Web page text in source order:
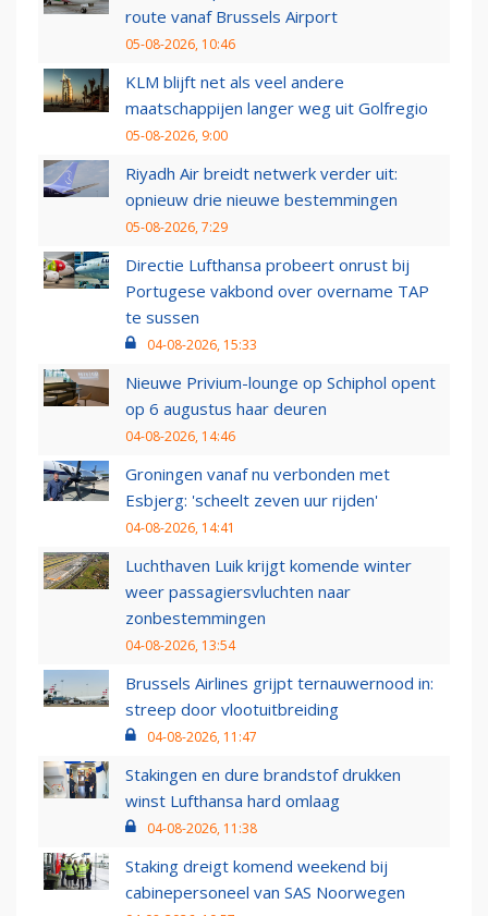
route vanaf Brussels Airport
05-08-2026, 10:46
KLM blijft net als veel andere
maatschappijen langer weg uit Golfregio
05-08-2026, 9:00
Riyadh Air breidt netwerk verder uit:
opnieuw drie nieuwe bestemmingen
05-08-2026, 7:29
Directie Lufthansa probeert onrust bij
Portugese vakbond over overname TAP
te sussen
04-08-2026, 15:33
Nieuwe Privium-lounge op Schiphol opent
op 6 augustus haar deuren
04-08-2026, 14:46
Groningen vanaf nu verbonden met
Esbjerg: 'scheelt zeven uur rijden'
04-08-2026, 14:41
Luchthaven Luik krijgt komende winter
weer passagiersvluchten naar
zonbestemmingen
04-08-2026, 13:54
Brussels Airlines grijpt ternauwernood in:
streep door vlootuitbreiding
04-08-2026, 11:47
Stakingen en dure brandstof drukken
winst Lufthansa hard omlaag
04-08-2026, 11:38
Staking dreigt komend weekend bij
cabinepersoneel van SAS Noorwegen